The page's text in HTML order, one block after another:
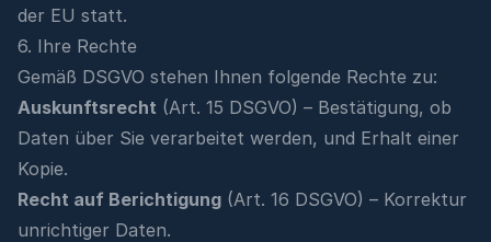
der EU statt.
6. Ihre Rechte
Gemäß DSGVO stehen Ihnen folgende Rechte zu:
Auskunftsrecht (Art. 15 DSGVO) – Bestätigung, ob
Daten über Sie verarbeitet werden, und Erhalt einer
Kopie.
Recht auf Berichtigung (Art. 16 DSGVO) – Korrektur
unrichtiger Daten.